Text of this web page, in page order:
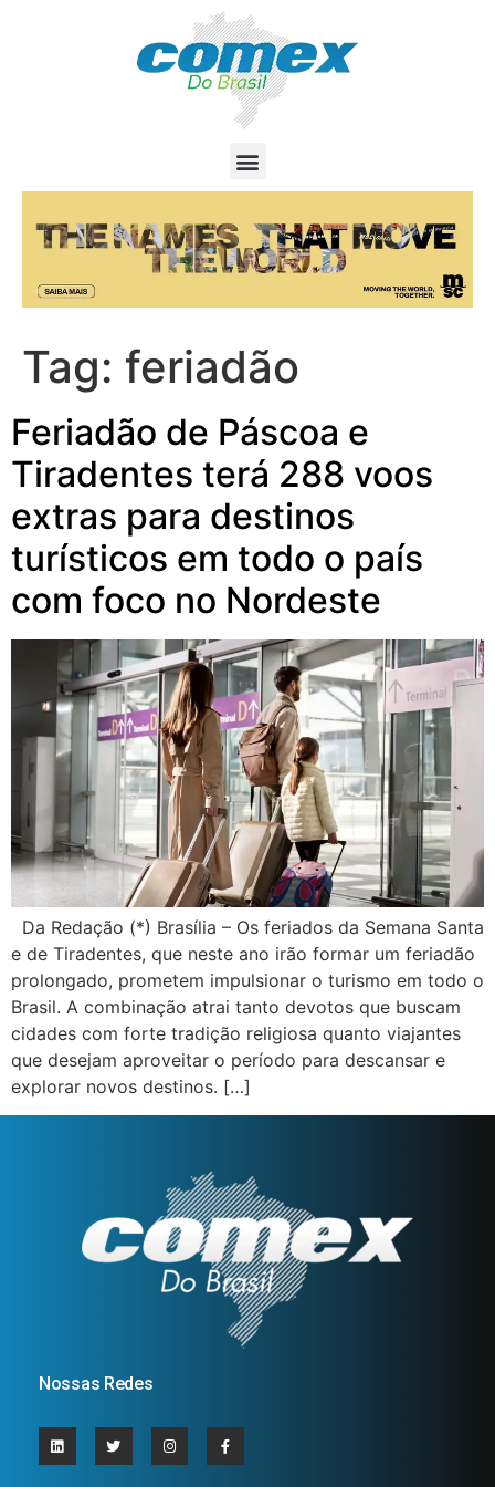
Tag: feriadão
Feriadão de Páscoa e
Tiradentes terá 288 voos
extras para destinos
turísticos em todo o país
com foco no Nordeste
Da Redação (*) Brasília – Os feriados da Semana Santa
e de Tiradentes, que neste ano irão formar um feriadão
prolongado, prometem impulsionar o turismo em todo o
Brasil. A combinação atrai tanto devotos que buscam
cidades com forte tradição religiosa quanto viajantes
que desejam aproveitar o período para descansar e
explorar novos destinos. […]
Nossas Redes